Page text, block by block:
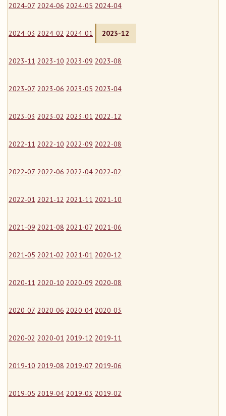
2024-07 2024-06 2024-05 2024-04
2024-03 2024-02 2024-01 2023-12
2023-11 2023-10 2023-09 2023-08
2023-07 2023-06 2023-05 2023-04
2023-03 2023-02 2023-01 2022-12
2022-11 2022-10 2022-09 2022-08
2022-07 2022-06 2022-04 2022-02
2022-01 2021-12 2021-11 2021-10
2021-09 2021-08 2021-07 2021-06
2021-05 2021-02 2021-01 2020-12
2020-11 2020-10 2020-09 2020-08
2020-07 2020-06 2020-04 2020-03
2020-02 2020-01 2019-12 2019-11
2019-10 2019-08 2019-07 2019-06
2019-05 2019-04 2019-03 2019-02